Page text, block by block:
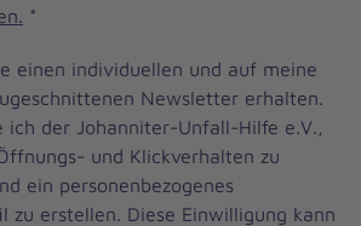
*
einen individuellen und auf meine
Newsletter erhalten.
ich der Johanniter-Unfall-Hilfe e.V.,
und Klickverhalten zu
ein personenbezogenes
zu erstellen. Diese Einwilligung kann